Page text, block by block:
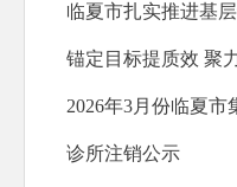
诊所注销公示